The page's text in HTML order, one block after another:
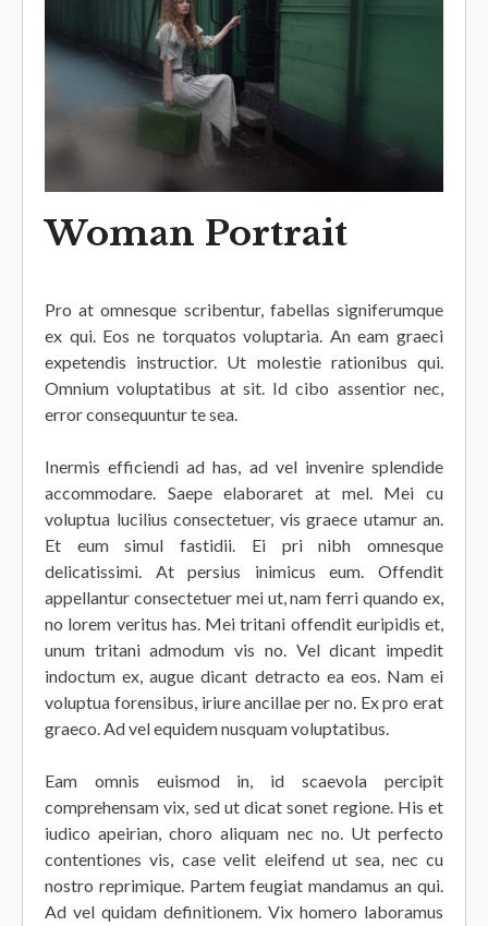
Woman Portrait
Pro at omnesque scribentur, fabellas signiferumque
ex qui. Eos ne torquatos voluptaria. An eam graeci
expetendis instructior. Ut molestie rationibus qui.
Omnium voluptatibus at sit. Id cibo assentior nec,
error consequuntur te sea.
Inermis efficiendi ad has, ad vel invenire splendide
accommodare. Saepe elaboraret at mel. Mei cu
voluptua lucilius consectetuer, vis graece utamur an.
Et eum simul fastidii. Ei pri nibh omnesque
delicatissimi. At persius inimicus eum. Offendit
appellantur consectetuer mei ut, nam ferri quando ex,
no lorem veritus has. Mei tritani offendit euripidis et,
unum tritani admodum vis no. Vel dicant impedit
indoctum ex, augue dicant detracto ea eos. Nam ei
voluptua forensibus, iriure ancillae per no. Ex pro erat
graeco. Ad vel equidem nusquam voluptatibus.
Eam omnis euismod in, id scaevola percipit
comprehensam vix, sed ut dicat sonet regione. His et
iudico apeirian, choro aliquam nec no. Ut perfecto
contentiones vis, case velit eleifend ut sea, nec cu
nostro reprimique. Partem feugiat mandamus an qui.
Ad vel quidam definitionem. Vix homero laboramus